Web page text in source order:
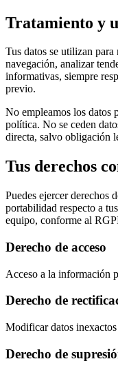
Tratamiento y
Tus datos se utilizan
navegación, analizar
informativas, siempre
previo.
No empleamos los datos
política. No se ceden
directa, salvo obligación
Tus derechos
Puedes ejercer derechos
portabilidad respecto a
equipo, conforme al
Derecho de acceso
Acceso a la información
Derecho de
Modificar datos
Derecho de